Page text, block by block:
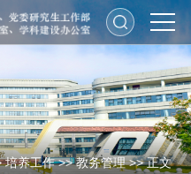
培养工作>>教务管理>> 正文